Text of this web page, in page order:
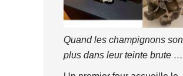
Quand les champignons
plus dans leur teinte brute